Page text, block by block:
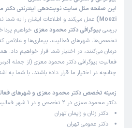
Moezi)
عمل می‌کند و اطلاعات ایشان را به شما
بررسی بیوگرافی دکتر محمود معزی خواهیم
تخصص‌ها، شهرهای فعالیت، بیماری‌ها و علائمی
درمان می‌کنند، در اختیار شما قرار خواهیم داد.
فعالیت بیوگرافی دکتر محمود معزی (از جمله
چنانچه در اختیار ما قرار داده باشند، با شما
زمینه تخصص دکتر محمود معزی و شهرهای
دکتر محمود معزی در 2 تخصص و در 1 شهر فعالیت دارند:
دکتر زنان و زایمان تهران
دکتر عمومی تهران